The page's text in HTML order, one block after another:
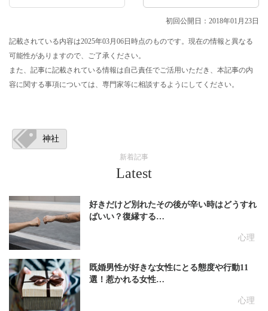
初回公開日：2018年01月23日
記載されている内容は2025年03月06日時点のものです。現在の情報と異なる
可能性がありますので、ご了承ください。
また、記事に記載されている情報は自己責任でご活用いただき、本記事の内
容に関する事項については、専門家等に相談するようにしてください。
神社
新着記事
Latest
心理
好きだけど別れたその後が辛い時はどうすれ
ばいい？復縁する…
心理
既婚男性が好きな女性にとる態度や行動11
選！惹かれる女性…